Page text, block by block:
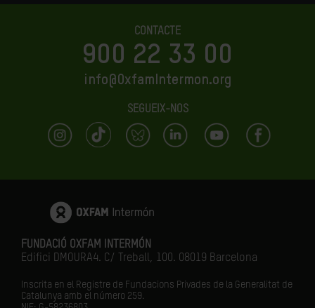
CONTACTE
900 22 33 00
info@OxfamIntermon.org
SEGUEIX-NOS
FUNDACIÓ OXFAM INTERMÓN
Edifici DMOURA4. C/ Treball, 100. 08019 Barcelona
Inscrita en el Registre de Fundacions Privades de la Generalitat de
Catalunya amb el número 259.